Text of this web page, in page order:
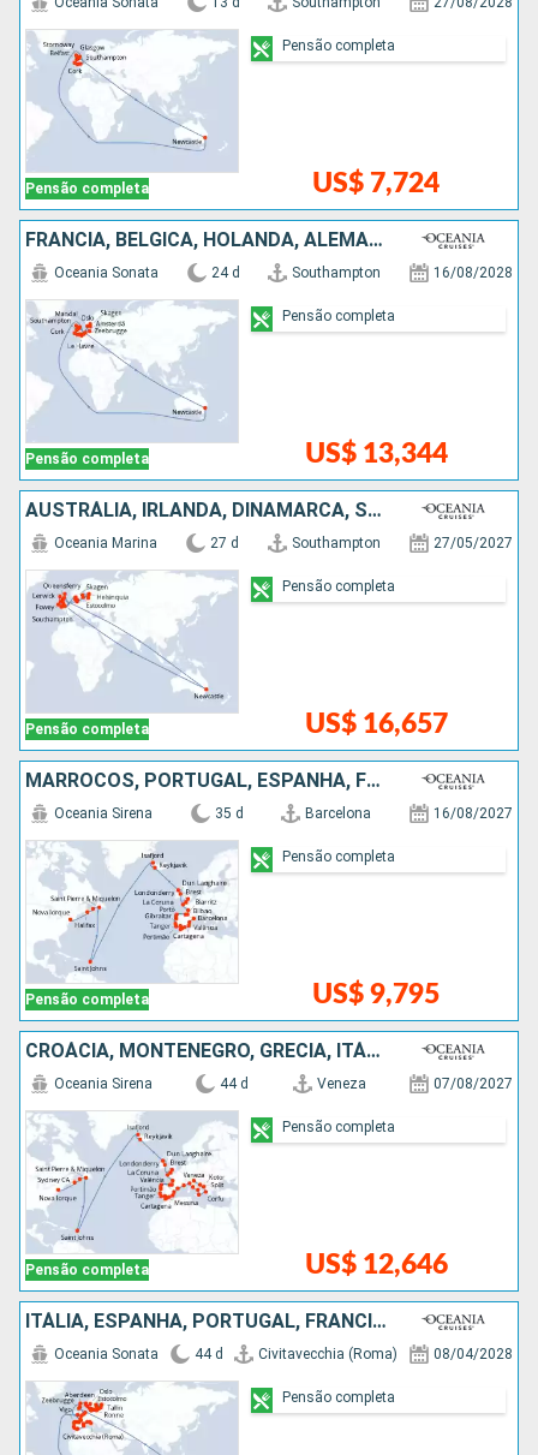
Pensão completa US$ 7,724
Pensão completa
FRANCIA, BÉLGICA, HOLANDA, ALEMANHA, NORUEGA, DINAMARCA, IRLANDA, AUSTRÁLIA
Pensão completa
Oceania Sonata 24 d Southampton 16/08/2028
US$ 13,344
Pensão completa
AUSTRÁLIA, IRLANDA, DINAMARCA, SUÃCIA, FINLÃNDIA, ESTÃNIA, LETÔNIA, ALEMANHA
Pensão completa
Oceania Marina 27 d Southampton 27/05/2027
US$ 16,657
Pensão completa
MARROCOS, PORTUGAL, ESPANHA, FRANCIA, IRLANDA, ISLÂNDIA, ANTIGUA E BARBUDA, CANADÁ, ESTADOS UNIDOS
Pensão completa
Oceania Sirena 35 d Barcelona 16/08/2027
US$ 9,795
Pensão completa
CROÁCIA, MONTENEGRO, GRÉCIA, ITÁLIA, ESPANHA, MARROCOS, PORTUGAL, FRANCIA, IRLANDA, ISLÂNDIA, ANTIGUA E BARBUDA, CANADÁ, ESTADOS UNIDOS
Pensão completa
Oceania Sirena 44 d Veneza 07/08/2027
US$ 12,646
Pensão completa
ITÁLIA, ESPANHA, PORTUGAL, FRANCIA, BÉLGICA, HOLANDA, AUSTRÁLIA, NORUEGA, DINAMARCA, ALEMANHA, POLÓNIA, LETÔNIA, ESTÃNIA, SUÃCIA
Oceania Sonata 44 d Civitavecchia (Roma) 08/04/2028
Pensão completa